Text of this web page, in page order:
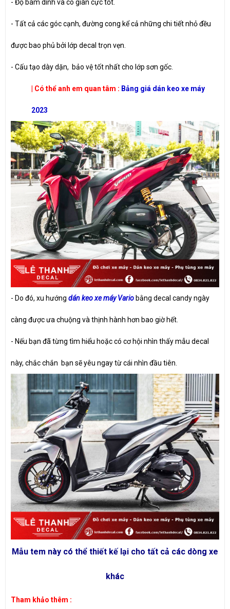
- Độ bám dính và co giãn cực tốt.
- Tất cả các góc cạnh, đường cong kể cả những chi tiết nhỏ đều
được bao phủ bởi lớp decal trọn vẹn.
- Cấu tạo dày dặn, bảo vệ tốt nhất cho lớp sơn gốc.
| Có thể anh em quan tâm : Bảng giá dán keo xe máy
2023
- Do đó, xu hướng dán keo xe máy Variobằng decal candy ngày
càng được ưa chuộng và thịnh hành hơn bao giờ hết.
- Nếu bạn đã từng tìm hiểu hoặc có cơ hội nhìn thấy mẫu decal
này, chắc chắn bạn sẽ yêu ngay từ cái nhìn đầu tiên.
Mẫu tem này có thể thiết kế lại cho tất cả các dòng xe
khác
​Tham khảo thêm :